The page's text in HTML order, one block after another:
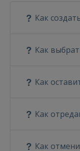
Как
Как
Как
Как
Как